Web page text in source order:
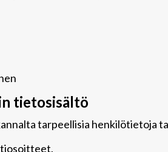
tietosisältö
tarpeellisia henkilötietoja